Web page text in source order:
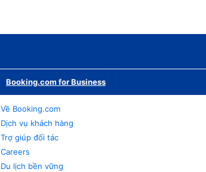
Booking.com for Business
Về Booking.com
Dịch vụ khách hàng
Trợ giúp đối tác
Careers
Du lịch bền vững